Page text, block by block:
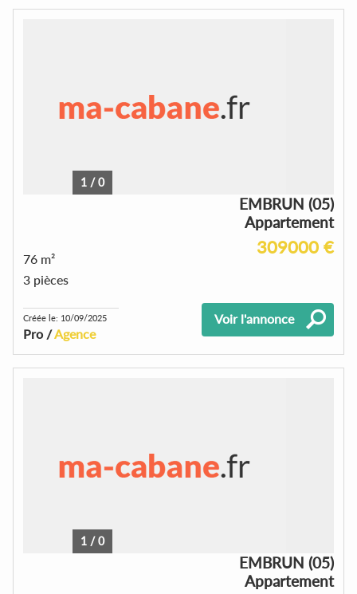
1 /0
EMBRUN (05)
Appartement
309000 €
76 m²
3 pièces
Créée le: 10/09/2025
Pro /Agence
Voir l'annonce
1 /0
EMBRUN (05)
Appartement